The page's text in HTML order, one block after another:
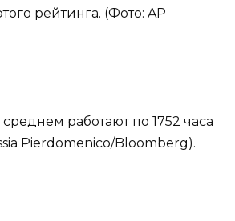
рейтинга. (Фото: AP
работают по 1752 часа
Pierdomenico/Bloomberg).